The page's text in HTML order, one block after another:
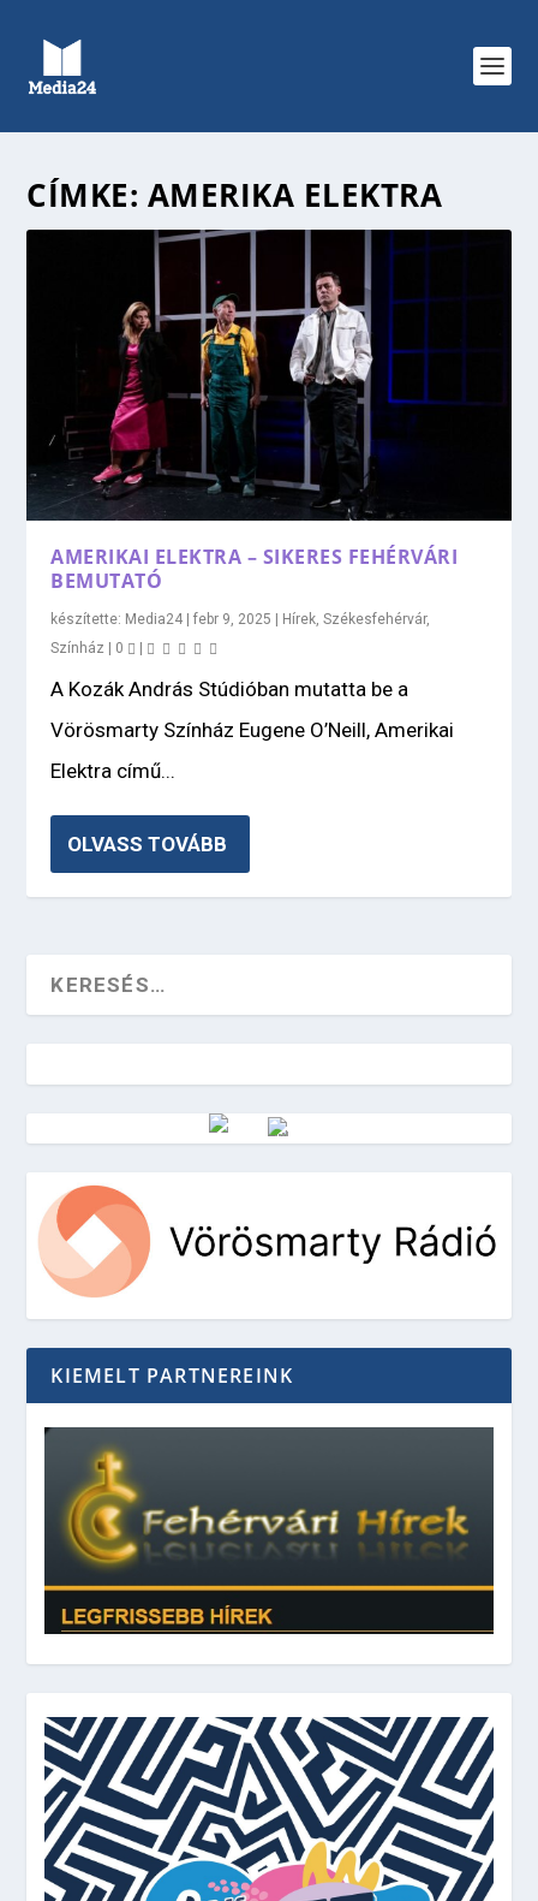
CÍMKE: AMERIKA ELEKTRA
AMERIKAI ELEKTRA – SIKERES FEHÉRVÁRI
BEMUTATÓ
készítette: Media24 |febr 9, 2025 | Hírek ,Székesfehérvár,
Színház | 0 |
A Kozák András Stúdióban mutatta be a
Vörösmarty Színház Eugene O’Neill, Amerikai
Elektra című...
OLVASS TOVÁBB
Vörösmarty Rádió
KIEMELT PARTNEREINK